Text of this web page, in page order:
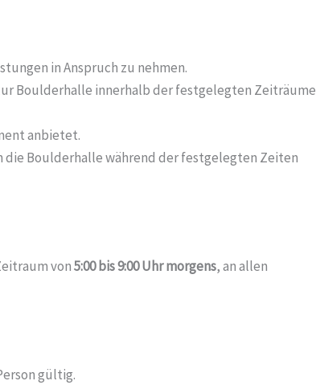
in Anspruch zu nehmen.
Boulderhalle innerhalb der festgelegten Zeiträume
anbietet.
Boulderhalle während der festgelegten Zeiten
von5:00 bis 9:00 Uhr morgens, an allen
gültig.